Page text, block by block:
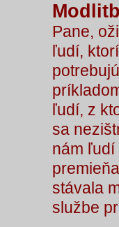
Pane,
ľudí,
ľudí, z
sa
nám
stávala
službe